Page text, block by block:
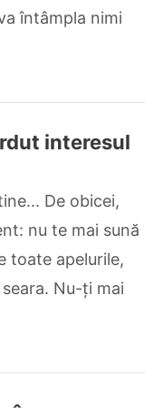
întâmpla nimi
interesul
De obicei,
nu te mai sună
toate apelurile,
Nu-ți mai